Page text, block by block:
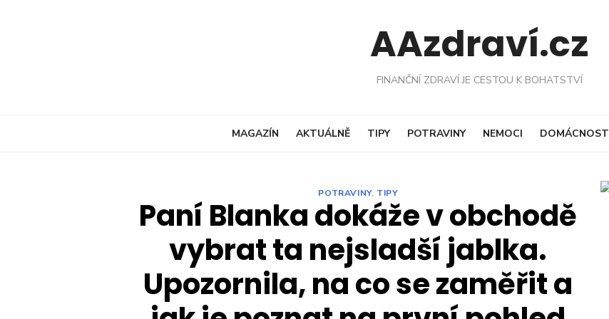
AAzdraví.cz
FINANČNÍ ZDRAVÍ JE CESTOU K BOHATSTVÍ
MAGAZÍN AKTUÁLNĚ TIPY POTRAVINY NEMOCI DOMÁCNOST
POTRAVINY, TIPY
Paní Blanka dokáže v obchodě
vybrat ta nejsladší jablka.
Upozornila, na co se zaměřit a